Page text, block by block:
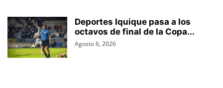
Deportes Iquique pasa a los
octavos de final de la Copa...
Agosto 6, 2026